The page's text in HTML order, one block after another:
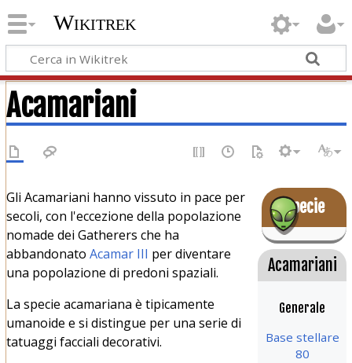
Wikitrek
Acamariani
Specie
Acamariani
Generale
Base stellare
80
Gli Acamariani hanno vissuto in pace per
secoli, con l'eccezione della popolazione
nomade dei Gatherers che ha
abbandonato Acamar III per diventare
una popolazione di predoni spaziali.
La specie acamariana è tipicamente
umanoide e si distingue per una serie di
tatuaggi facciali decorativi.